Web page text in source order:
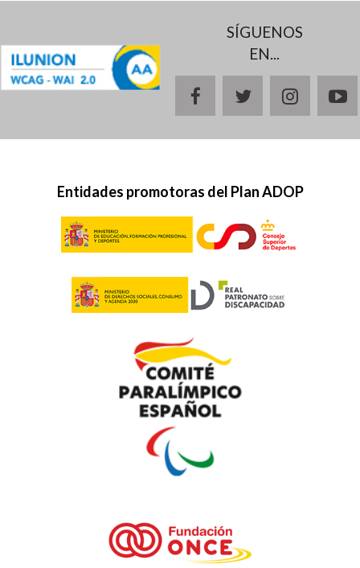
SÍGUENOS
EN...
facebooktwitter
Entidades promotoras del Plan ADOP